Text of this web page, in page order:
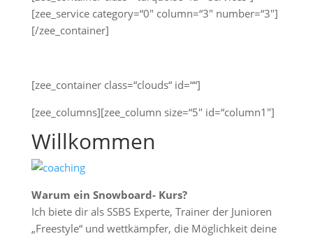
[zee_service category=“0″ column=“3″ number=“3″]
[/zee_container]
[zee_container class=“clouds“ id=““]
[zee_columns][zee_column size=“5″ id=“column1″]
Willkommen
Warum ein Snowboard- Kurs?
Ich biete dir als SSBS Experte, Trainer der Junioren
„Freestyle“ und wettkämpfer, die Möglichkeit deine